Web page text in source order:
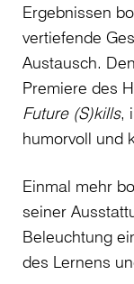
Ergebnissen
vertiefende
Austausch.
Premiere des
Future (S)kills,
humorvoll und
Einmal mehr
seiner
Beleuchtung
des Lernens